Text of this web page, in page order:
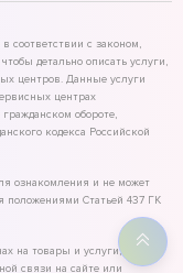
соответствии с законом,
детально описать услуги,
центров. Данные услуги
центрах
обороте,
кодекса Российской
ознакомления и не может
положениями Статьей 437 ГК
на товары и услуги,
связи на сайте или